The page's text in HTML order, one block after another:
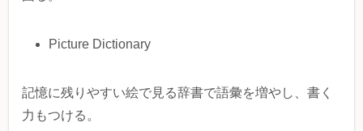
Picture Dictionary
記憶に残りやすい絵で見る辞書で語彙を増やし、書く
力もつける。